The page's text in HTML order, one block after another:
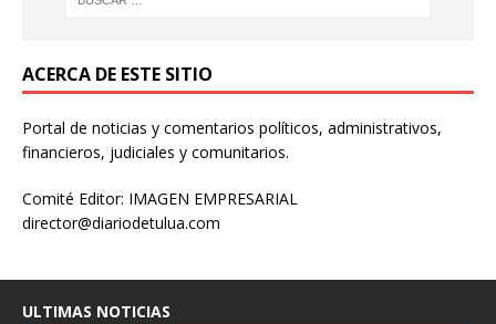
ACERCA DE ESTE SITIO
Portal de noticias y comentarios políticos, administrativos,
financieros, judiciales y comunitarios.
Comité Editor: IMAGEN EMPRESARIAL
director@diariodetulua.com
ULTIMAS NOTICIAS